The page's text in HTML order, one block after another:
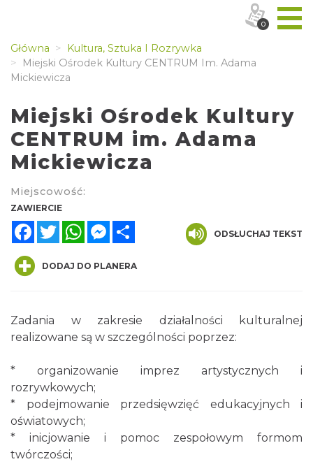
Główna
Kultura, Sztuka I Rozrywka
Miejski Ośrodek Kultury CENTRUM Im. Adama
Mickiewicza
Miejski Ośrodek Kultury
CENTRUM im. Adama
Mickiewicza
Miejscowość:
ZAWIERCIE
FacebookTwitterWhatsAppMessenger
ODSŁUCHAJ TEKST
DODAJ DO PLANERA
Zadania w zakresie działalności kulturalnej
realizowane są w szczególności poprzez:
* organizowanie imprez artystycznych i
rozrywkowych;
* podejmowanie przedsięwzięć edukacyjnych i
oświatowych;
* inicjowanie i pomoc zespołowym formom
twórczości;
0